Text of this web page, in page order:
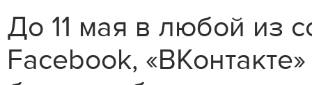
До 11 мая в любой из
Facebook,